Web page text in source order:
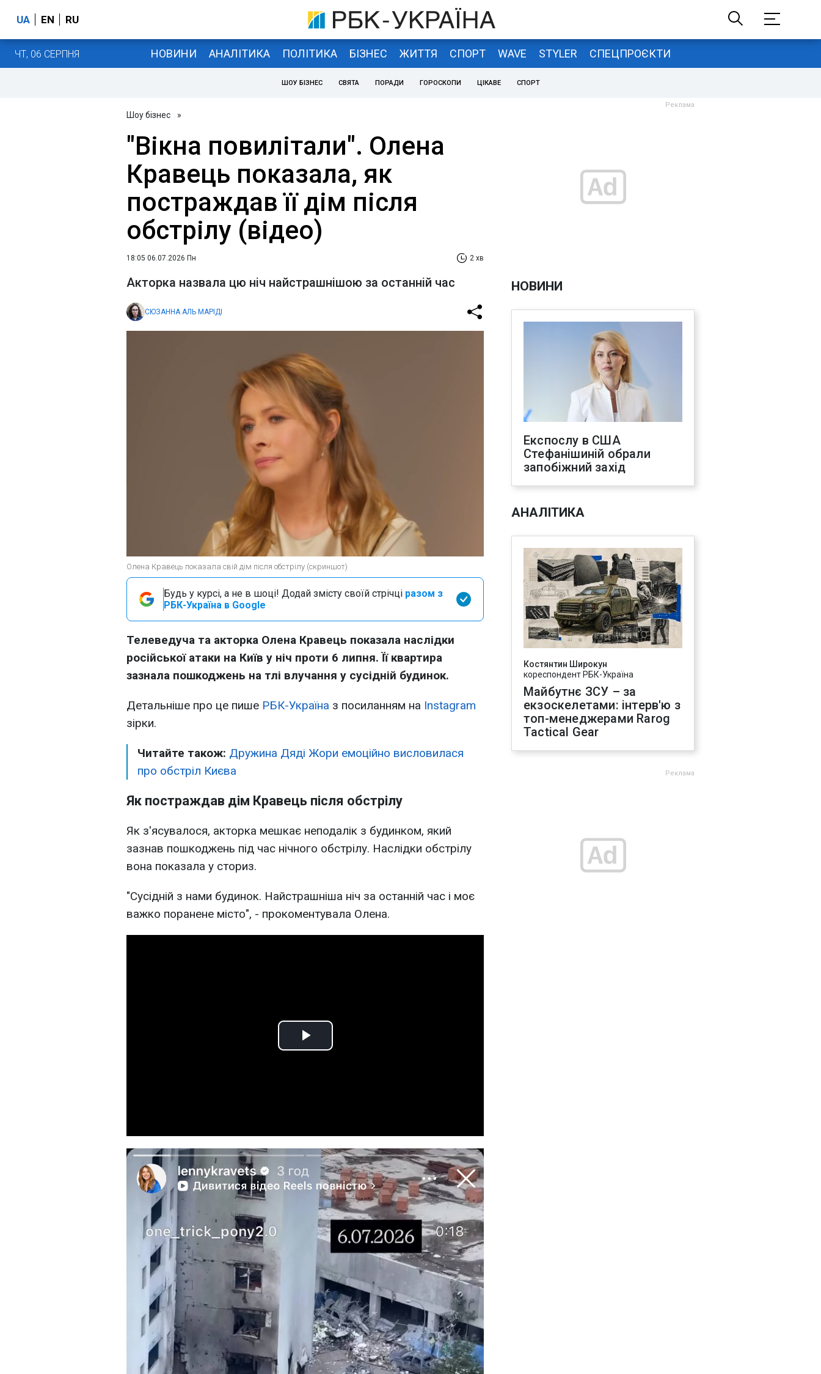
UA EN RU
ЧТ, 06 СЕРПНЯ НОВИНИ АНАЛІТИКА ПОЛІТИКА БІЗНЕС ЖИТТЯ СПОРТ WAVE STYLER СПЕЦПРОЄКТИ
ШОУ БІЗНЕС СВЯТА ПОРАДИ ГОРОСКОПИ ЦІКАВЕ СПОРТ
Шоу бізнес »
"Вікна повилітали". Олена
Кравець показала, як
постраждав її дім після
обстрілу (відео)
18:05 06.07.2026 Пн 2 хв
Акторка назвала цю ніч найстрашнішою за останній час
СЮЗАННА АЛЬ МАРІДІ
Олена Кравець показала свій дім після обстрілу (скриншот)
Будь у курсі, а не в шоці! Додай змісту своїй стрічці разом з
РБК-Україна в Google
Телеведуча та акторка Олена Кравець показала наслідки
російської атаки на Київ у ніч проти 6 липня. Її квартира
зазнала пошкоджень на тлі влучання у сусідній будинок.
Детальніше про це пише РБК-Україна з посиланням на Instagram
зірки.
Читайте також: Дружина Дяді Жори емоційно висловилася
про обстріл Києва
Як постраждав дім Кравець після обстрілу
Як з'ясувалося, акторка мешкає неподалік з будинком, який
зазнав пошкоджень під час нічного обстрілу. Наслідки обстрілу
вона показала у сториз.
"Сусідній з нами будинок. Найстрашніша ніч за останній час і моє
важко поранене місто", - прокоментувала Олена.
Play
НОВИНИ
Експослу в США
Стефанішиній обрали
запобіжний захід
АНАЛІТИКА
Костянтин Широкун
кореспондент РБК-Україна
Майбутнє ЗСУ – за
екзоскелетами: інтерв'ю з
топ-менеджерами Rarog
Tactical Gear